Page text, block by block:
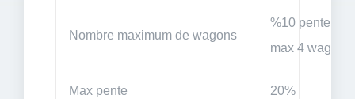
Nombre maximum de wagons
%10 pente
max 4 wagon
Max pente 20%